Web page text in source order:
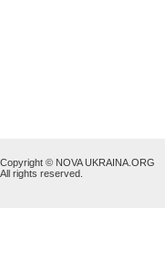
Copyright © NOVA UKRAINA.ORG
All rights reserved.